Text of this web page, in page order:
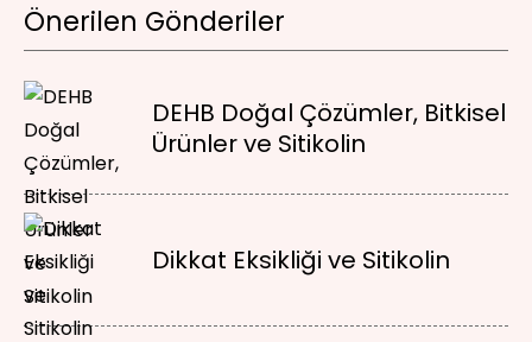
Önerilen Gönderiler
DEHB Doğal Çözümler, Bitkisel
Ürünler ve Sitikolin
Dikkat Eksikliği ve Sitikolin